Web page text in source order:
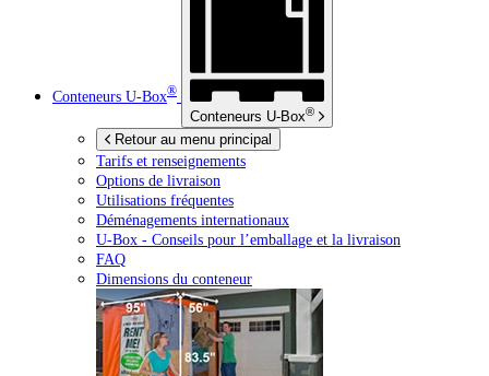
Conteneurs U-Box®
Conteneurs U-Box®
Retour au menu principal
Tarifs et renseignements
Options de livraison
Utilisations fréquentes
Déménagements internationaux
U-Box - Conseils pour l’emballage et la livraison
FAQ
Dimensions du conteneur